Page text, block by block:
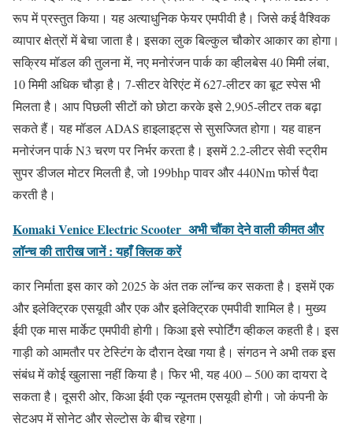
रूप में प्रस्तुत किया। यह अत्याधुनिक फेयर एमपीवी है। जिसे कई वैश्विक
व्यापार क्षेत्रों में बेचा जाता है। इसका लुक बिल्कुल चौकोर आकार का होगा।
सक्रिय मॉडल की तुलना में, नए मनोरंजन पार्क का व्हीलबेस 40 मिमी लंबा,
10 मिमी अधिक चौड़ा है। 7-सीटर वेरिएंट में 627-लीटर का बूट स्पेस भी
मिलता है। आप पिछली सीटों को छोटा करके इसे 2,905-लीटर तक बढ़ा
सकते हैं। यह मॉडल ADAS हाइलाइट्स से सुसज्जित होगा। यह वाहन
मनोरंजन पार्क N3 चरण पर निर्भर करता है। इसमें 2.2-लीटर सेवी स्ट्रीम
सुपर डीजल मोटर मिलती है, जो 199bhp पावर और 440Nm फोर्स पैदा
करती है।
Komaki Venice Electric Scooter अभी चौंका देने वाली कीमत और
लॉन्च की तारीख जानें : यहाँ क्लिक करें
कार निर्माता इस कार को 2025 के अंत तक लॉन्च कर सकता है। इसमें एक
और इलेक्ट्रिक एसयूवी और एक और इलेक्ट्रिक एमपीवी शामिल है। मुख्य
ईवी एक मास मार्केट एमपीवी होगी। किआ इसे स्पोर्टिंग व्हीकल कहती है। इस
गाड़ी को आमतौर पर टेस्टिंग के दौरान देखा गया है। संगठन ने अभी तक इस
संबंध में कोई खुलासा नहीं किया है। फिर भी, यह 400 – 500 का दायरा दे
सकता है। दूसरी ओर, किआ ईवी एक न्यूनतम एसयूवी होगी। जो कंपनी के
सेटअप में सोनेट और सेल्टोस के बीच रहेगा।